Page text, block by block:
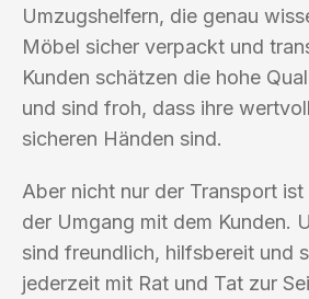
Umzugshelfern, die genau
Möbel sicher verpackt und
Kunden schätzen die hohe
und sind froh, dass ihre
sicheren Händen sind.
Aber nicht nur der Transport
der Umgang mit dem Kunden.
sind freundlich, hilfsbereit und
jederzeit mit Rat und Tat zur